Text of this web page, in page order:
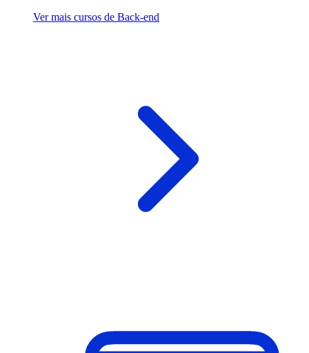
Ver mais cursos de Back-end